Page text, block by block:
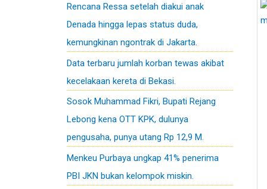
Rencana Ressa setelah diakui anak
Denada hingga lepas status duda,
kemungkinan ngontrak di Jakarta.
Data terbaru jumlah korban tewas akibat
kecelakaan kereta di Bekasi.
Sosok Muhammad Fikri, Bupati Rejang
Lebong kena OTT KPK, dulunya
pengusaha, punya utang Rp 12,9 M.
Menkeu Purbaya ungkap 41% penerima
PBI JKN bukan kelompok miskin.